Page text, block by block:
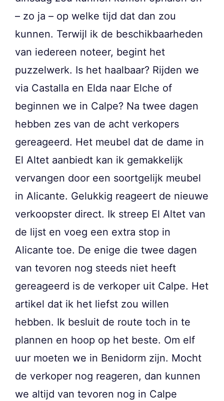
– zo ja – op welke tijd dat dan zou
kunnen. Terwijl ik de beschikbaarheden
van iedereen noteer, begint het
puzzelwerk. Is het haalbaar? Rijden we
via Castalla en Elda naar Elche of
beginnen we in Calpe? Na twee dagen
hebben zes van de acht verkopers
gereageerd. Het meubel dat de dame in
El Altet aanbiedt kan ik gemakkelijk
vervangen door een soortgelijk meubel
in Alicante. Gelukkig reageert de nieuwe
verkoopster direct. Ik streep El Altet van
de lijst en voeg een extra stop in
Alicante toe. De enige die twee dagen
van tevoren nog steeds niet heeft
gereageerd is de verkoper uit Calpe. Het
artikel dat ik het liefst zou willen
hebben. Ik besluit de route toch in te
plannen en hoop op het beste. Om elf
uur moeten we in Benidorm zijn. Mocht
de verkoper nog reageren, dan kunnen
we altijd van tevoren nog in Calpe